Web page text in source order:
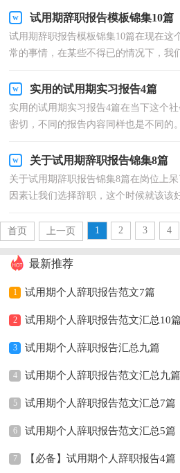
试用期辞职报告模板锦集10篇
试用期辞职报告模板锦集10篇在现在这
常的事情，在某些不得已的情况下，我
实用的试用期实习报告4篇
实用的试用期实习报告4篇在当下这个
密切，不同的报告内容同样也是不同的
关于试用期辞职报告锦集8篇
关于试用期辞职报告锦集8篇在岗位上
因素让我们选择辞职，这个时候就该该
首页
上一页 1 2 3 4
最新推荐
1 试用期个人辞职报告范文7篇
2 试用期个人辞职报告范文汇总10篇
3 试用期个人辞职报告汇总九篇
4 试用期个人辞职报告范文汇总九篇
5 试用期个人辞职报告范文汇总7篇
6 试用期个人辞职报告范文汇总5篇
7 【必备】试用期个人辞职报告4篇